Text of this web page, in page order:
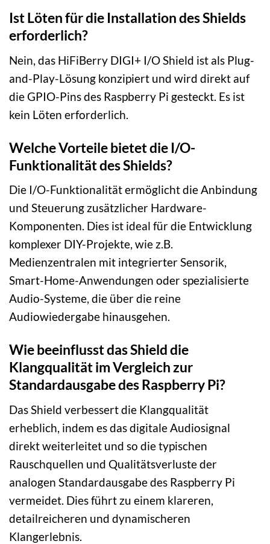
Ist Löten für die Installation des Shields
erforderlich?
Nein, das HiFiBerry DIGI+ I/O Shield ist als Plug-
and-Play-Lösung konzipiert und wird direkt auf
die GPIO-Pins des Raspberry Pi gesteckt. Es ist
kein Löten erforderlich.
Welche Vorteile bietet die I/O-
Funktionalität des Shields?
Die I/O-Funktionalität ermöglicht die Anbindung
und Steuerung zusätzlicher Hardware-
Komponenten. Dies ist ideal für die Entwicklung
komplexer DIY-Projekte, wie z.B.
Medienzentralen mit integrierter Sensorik,
Smart-Home-Anwendungen oder spezialisierte
Audio-Systeme, die über die reine
Audiowiedergabe hinausgehen.
Wie beeinflusst das Shield die
Klangqualität im Vergleich zur
Standardausgabe des Raspberry Pi?
Das Shield verbessert die Klangqualität
erheblich, indem es das digitale Audiosignal
direkt weiterleitet und so die typischen
Rauschquellen und Qualitätsverluste der
analogen Standardausgabe des Raspberry Pi
vermeidet. Dies führt zu einem klareren,
detailreicheren und dynamischeren
Klangerlebnis.